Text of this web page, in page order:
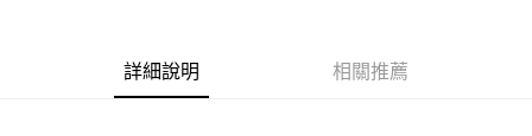
2.付款方式選擇「大哥付你分期」，訂單成立後會自動跳轉到大哥付的交易
流程，驗證手機門號後，選擇欲分期的期數、繳款截止日，確認付款後即完
【關於「AFTEE先享後付」】
詳細說明 相關推薦